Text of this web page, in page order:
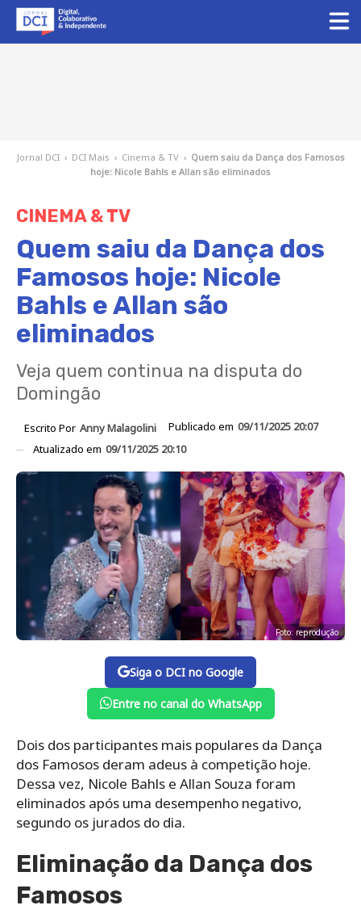
Jornal DCI › DCI Mais › Cinema & TV › Quem saiu da Dança dos Famosos
hoje: Nicole Bahls e Allan são eliminados
CINEMA & TV
Quem saiu da Dança dos
Famosos hoje: Nicole
Bahls e Allan são
eliminados
Veja quem continua na disputa do
Domingão
Escrito Por Anny Malagolini Publicado em 09/11/2025 20:07
Atualizado em 09/11/2025 20:10
Foto: reprodução
Siga o DCI no Google
Entre no canal do WhatsApp
Dois dos participantes mais populares da Dança
dos Famosos deram adeus à competição hoje.
Dessa vez, Nicole Bahls e Allan Souza foram
eliminados após uma desempenho negativo,
segundo os jurados do dia.
Eliminação da Dança dos
Famosos